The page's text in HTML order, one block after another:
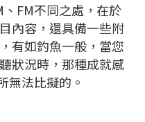
FM不同之處，在於
內容，還具備一些附
有如釣魚一般，當您
狀況時，那種成就感
無法比擬的。